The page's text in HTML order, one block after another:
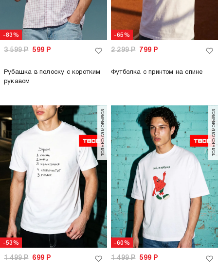
-83%
3 599Р 599 Р
Рубашка в полоску с коротким
рукавом
-65%
2 299Р 799 Р
Футболка с принтом на спине
-53%
только самовывоз
1 499Р 699 Р
-60%
только самовывоз
1 499Р 599 Р